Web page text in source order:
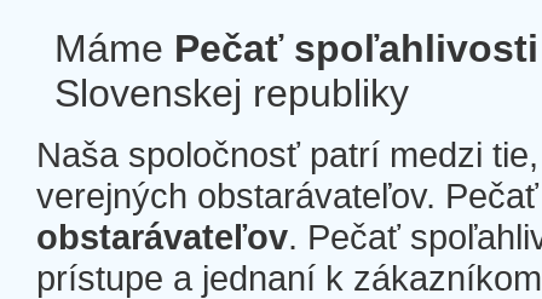
Máme Pečať spoľahlivosti
Slovenskej republiky
Naša spoločnosť patrí medzi
verejných obstarávateľov.
obstarávateľov. Pečať
prístupe a jednaní k